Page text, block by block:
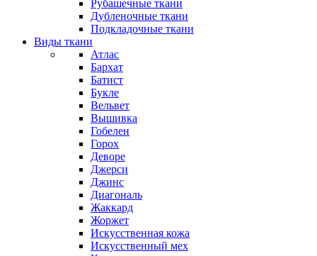
Рубашечные ткани
Дубленочные ткани
Подкладочные ткани
Виды ткани
Атлас
Бархат
Батист
Букле
Вельвет
Вышивка
Гобелен
Горох
Деворе
Джерси
Джинс
Диагональ
Жаккард
Жоржет
Искусственная кожа
Искусственный мех